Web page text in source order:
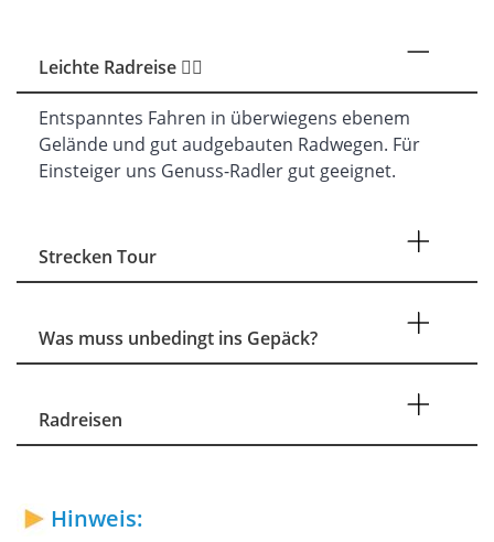
Leichte Radreise 🚴‍♂️
Entspanntes Fahren in überwiegens ebenem
Gelände und gut audgebauten Radwegen. Für
Einsteiger uns Genuss-Radler gut geeignet.
Strecken Tour
Was muss unbedingt ins Gepäck?
Radreisen
Hinweis: